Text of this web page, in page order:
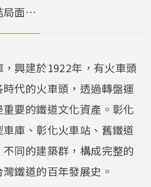
局面…
興建於1922年，有火車頭
代的火車頭，透過轉盤運
要的鐵道文化資產。彰化
庫、彰化火車站、舊鐵道
同的建築群，構成完整的
鐵道的百年發展史。